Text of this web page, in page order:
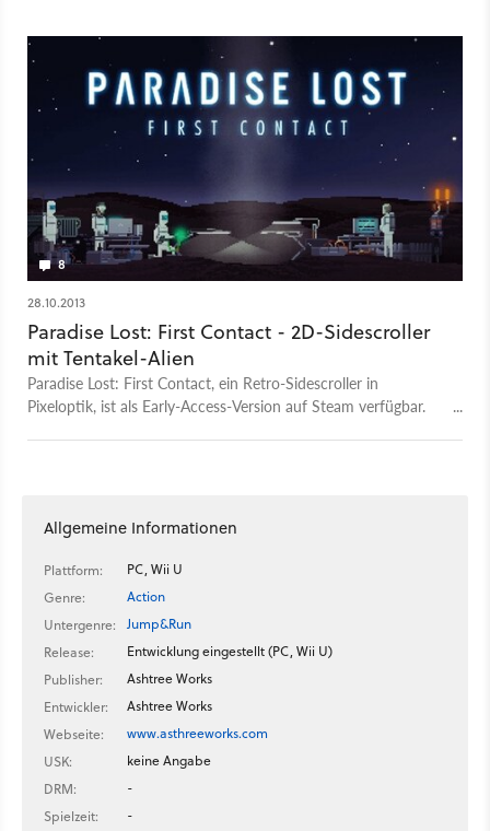
8
28.10.2013
Paradise Lost: First Contact - 2D-Sidescroller
mit Tentakel-Alien
Paradise Lost: First Contact, ein Retro-Sidescroller in
Pixeloptik, ist als Early-Access-Version auf Steam verfügbar.
Allgemeine Informationen
Plattform:
PC, Wii U
Genre:
Action
Untergenre:
Jump&Run
Release:
Entwicklung eingestellt (PC, Wii U)
Publisher:
Ashtree Works
Entwickler:
Ashtree Works
Webseite:
www.asthreeworks.com
USK:
keine Angabe
DRM:
-
Spielzeit:
-